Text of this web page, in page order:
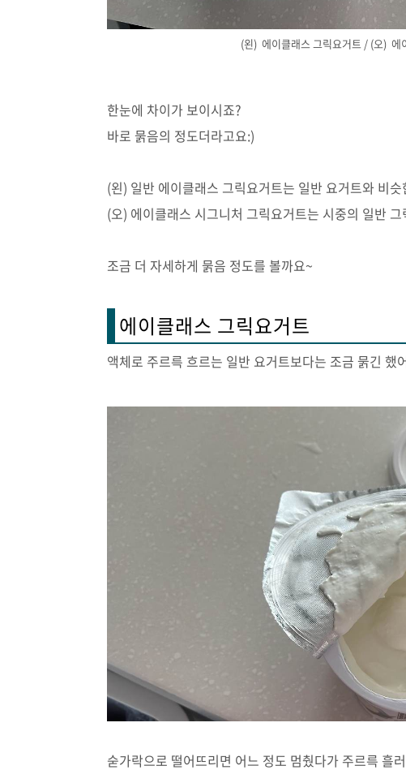
(왼) 에이클래스 그릭요거트 / (오) 에
한눈에 차이가 보이시죠?
바로 묽음의 정도더라고요:)
(왼) 일반 에이클래스 그릭요거트는 일반 요거트와 비
(오) 에이클래스 시그니처 그릭요거트는 시중의 일반
조금 더 자세하게 묽음 정도를 볼까요~
에이클래스 그릭요거트
액체로 주르륵 흐르는 일반 요거트보다는 조금 묽긴 했
숟가락으로 떨어뜨리면 어느 정도 멈췄다가 주르륵 흘